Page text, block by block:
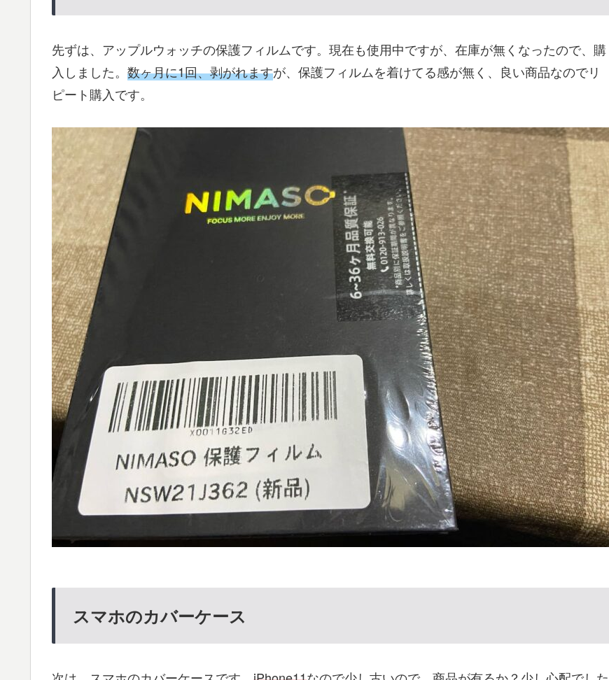
先ずは、アップルウォッチの保護フィルムです。現在も使用中ですが、在庫が無くなったので、購
入しました。 数ヶ月に1回、剥がれますが、保護フィルムを着けてる感が無く、良い商品なのでリ
ピート購入です。
スマホのカバーケース